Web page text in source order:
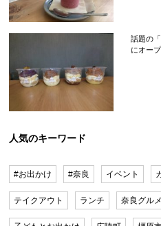
話題の
にオー
人気のキーワード
#お出かけ #奈良 イベント
テイクアウト ランチ 奈良グルメ